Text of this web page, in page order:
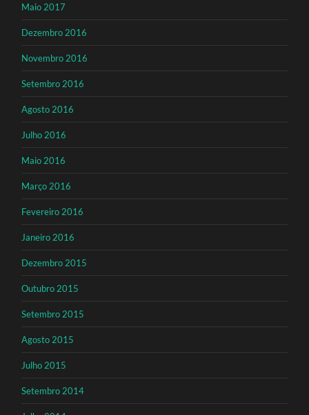
Maio 2017
Dezembro 2016
Novembro 2016
Setembro 2016
Agosto 2016
Julho 2016
Maio 2016
Março 2016
Fevereiro 2016
Janeiro 2016
Dezembro 2015
Outubro 2015
Setembro 2015
Agosto 2015
Julho 2015
Setembro 2014